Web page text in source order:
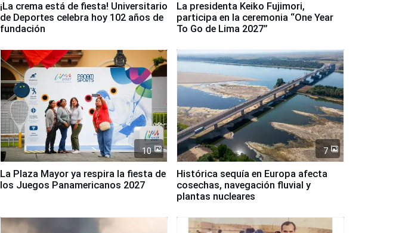
¡La crema está de fiesta! Universitario
de Deportes celebra hoy 102 años de
fundación
La presidenta Keiko Fujimori,
participa en la ceremonia “One Year
To Go de Lima 2027”
10
La Plaza Mayor ya respira la fiesta de
los Juegos Panamericanos 2027
7
Histórica sequía en Europa afecta
cosechas, navegación fluvial y
plantas nucleares